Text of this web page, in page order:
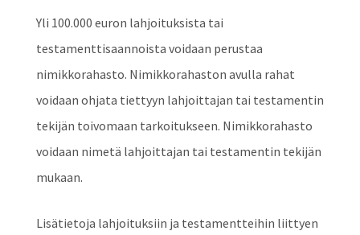
Yli 100.000 euron lahjoituksista tai
testamenttisaannoista voidaan perustaa
nimikkorahasto. Nimikkorahaston avulla rahat
voidaan ohjata tiettyyn lahjoittajan tai testamentin
tekijän toivomaan tarkoitukseen. Nimikkorahasto
voidaan nimetä lahjoittajan tai testamentin tekijän
mukaan.
Lisätietoja lahjoituksiin ja testamentteihin liittyen